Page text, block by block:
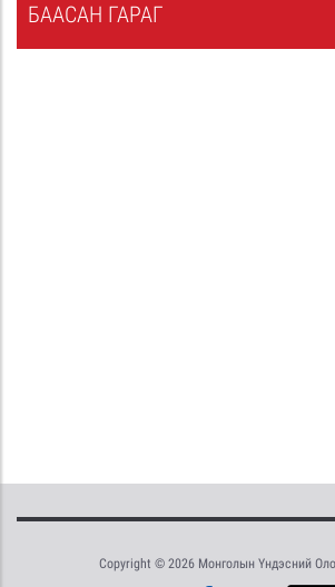
БААСАН ГАРАГ
Copyright © 2026 Монголын Үндэсний